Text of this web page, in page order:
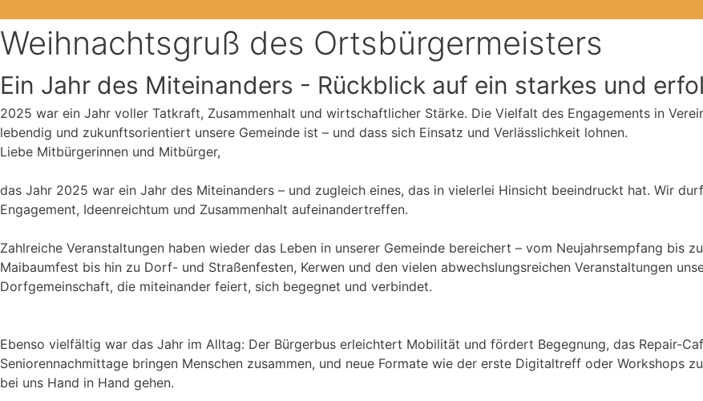
Weihnachtsgruß des Ortsbürgermeisters
Ein Jahr des Miteinanders - Rückblick auf ein starkes und
2025 war ein Jahr voller Tatkraft, Zusammenhalt und wirtschaftlicher Stärke. Die Vielfalt des Engagements in
lebendig und zukunftsorientiert unsere Gemeinde ist – und dass sich Einsatz und Verlässlichkeit lohnen.
Liebe Mitbürgerinnen und Mitbürger,
das Jahr 2025 war ein Jahr des Miteinanders – und zugleich eines, das in vielerlei Hinsicht beeindruckt hat. Wir
Engagement, Ideenreichtum und Zusammenhalt aufeinandertreffen.
Zahlreiche Veranstaltungen haben wieder das Leben in unserer Gemeinde bereichert – vom Neujahrsempfang bis
Maibaumfest bis hin zu Dorf- und Straßenfesten, Kerwen und den vielen abwechslungsreichen Veranstaltungen
Dorfgemeinschaft, die miteinander feiert, sich begegnet und verbindet.
Ebenso vielfältig war das Jahr im Alltag: Der Bürgerbus erleichtert Mobilität und fördert Begegnung, das Repair-
Seniorennachmittage bringen Menschen zusammen, und neue Formate wie der erste Digitaltreff oder Workshops
bei uns Hand in Hand gehen.